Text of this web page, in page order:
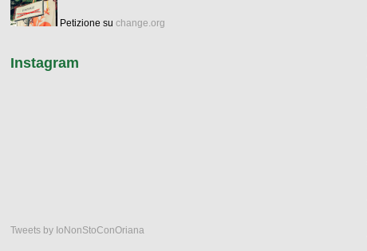
Petizione su change.org
Instagram
Tweets by IoNonStoConOriana